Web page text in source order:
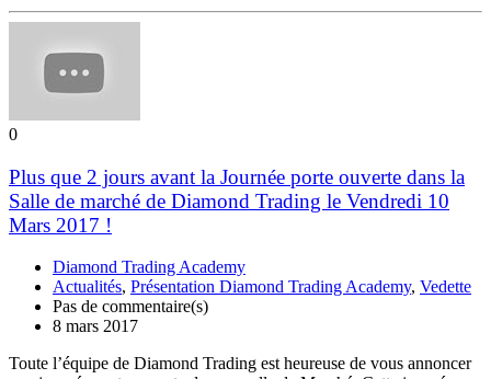
0
Plus que 2 jours avant la Journée porte ouverte dans la
Salle de marché de Diamond Trading le Vendredi 10
Mars 2017 !
Diamond Trading Academy
Actualités, Présentation Diamond Trading Academy, Vedette
Pas de commentaire(s)
8 mars 2017
Toute l’équipe de Diamond Trading est heureuse de vous annoncer